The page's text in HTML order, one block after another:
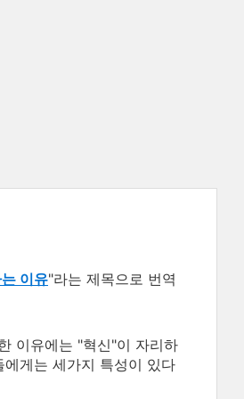
이유"라는 제목으로 번역
이유에는 "혁신"이 자리하
게는 세가지 특성이 있다